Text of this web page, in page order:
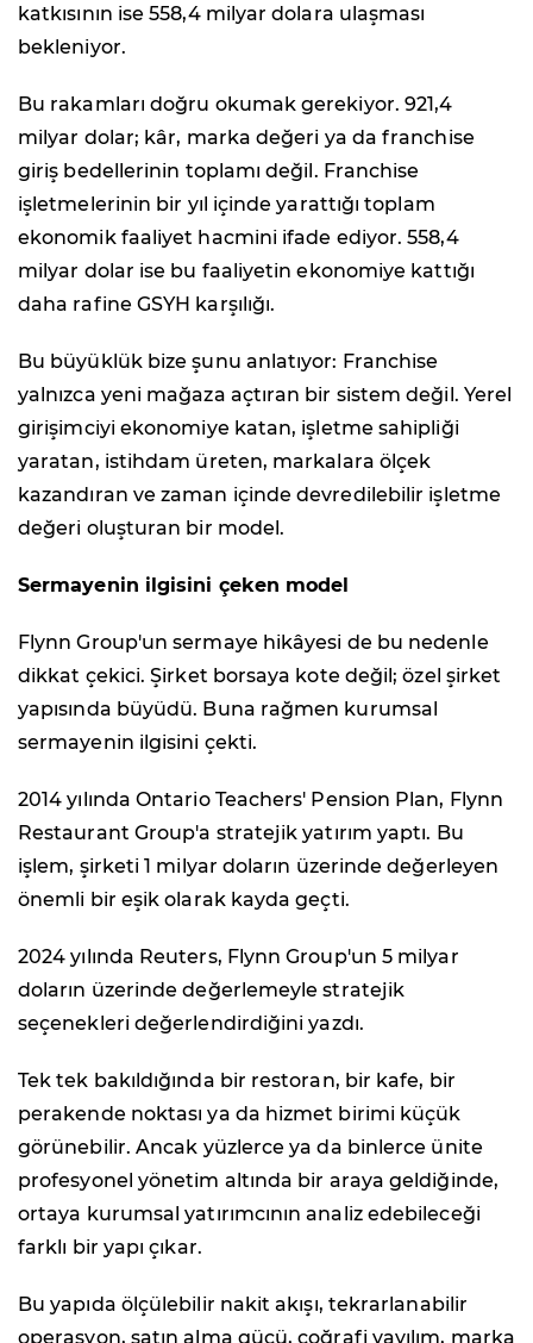
katkısının ise 558,4 milyar dolara ulaşması
bekleniyor.
Bu rakamları doğru okumak gerekiyor. 921,4
milyar dolar; kâr, marka değeri ya da franchise
giriş bedellerinin toplamı değil. Franchise
işletmelerinin bir yıl içinde yarattığı toplam
ekonomik faaliyet hacmini ifade ediyor. 558,4
milyar dolar ise bu faaliyetin ekonomiye kattığı
daha rafine GSYH karşılığı.
Bu büyüklük bize şunu anlatıyor: Franchise
yalnızca yeni mağaza açtıran bir sistem değil. Yerel
girişimciyi ekonomiye katan, işletme sahipliği
yaratan, istihdam üreten, markalara ölçek
kazandıran ve zaman içinde devredilebilir işletme
değeri oluşturan bir model.
Sermayenin ilgisini çeken model
Flynn Group'un sermaye hikâyesi de bu nedenle
dikkat çekici. Şirket borsaya kote değil; özel şirket
yapısında büyüdü. Buna rağmen kurumsal
sermayenin ilgisini çekti.
2014 yılında Ontario Teachers' Pension Plan, Flynn
Restaurant Group'a stratejik yatırım yaptı. Bu
işlem, şirketi 1 milyar doların üzerinde değerleyen
önemli bir eşik olarak kayda geçti.
2024 yılında Reuters, Flynn Group'un 5 milyar
doların üzerinde değerlemeyle stratejik
seçenekleri değerlendirdiğini yazdı.
Tek tek bakıldığında bir restoran, bir kafe, bir
perakende noktası ya da hizmet birimi küçük
görünebilir. Ancak yüzlerce ya da binlerce ünite
profesyonel yönetim altında bir araya geldiğinde,
ortaya kurumsal yatırımcının analiz edebileceği
farklı bir yapı çıkar.
Bu yapıda ölçülebilir nakit akışı, tekrarlanabilir
operasyon, satın alma gücü, coğrafi yayılım, marka